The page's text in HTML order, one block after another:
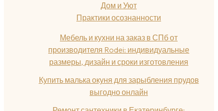
Дом и Уют
Практики осознанности
Мебель и кухни на заказ в СПб от
производителя Rodei: индивидуальные
размеры, дизайн и сроки изготовления
Купить малька окуня для зарыбления прудов
выгодно онлайн